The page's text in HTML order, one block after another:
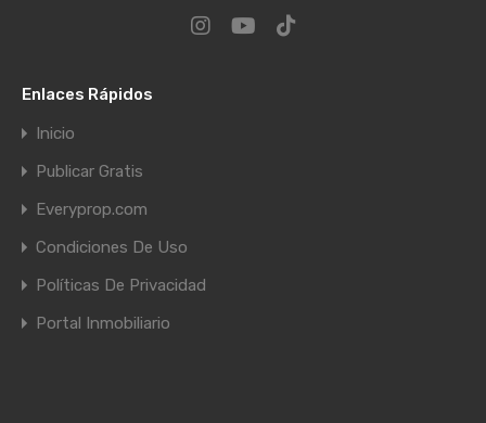
Enlaces Rápidos
Inicio
Publicar Gratis
Everyprop.com
Condiciones De Uso
Políticas De Privacidad
Portal Inmobiliario